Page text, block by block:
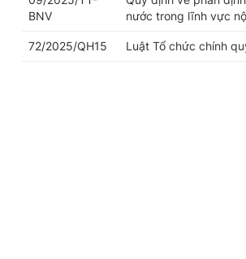
BNV
nước trong lĩnh vực
72/2025/QH15 Luật Tổ chức chính